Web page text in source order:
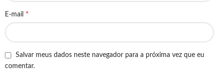
E-mail *
Salvar meus dados neste navegador para a próxima vez que eu
comentar.